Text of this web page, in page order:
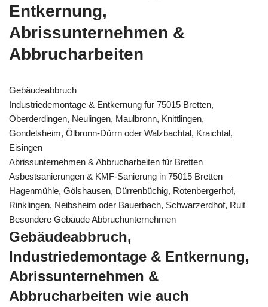
Entkernung,
Abrissunternehmen &
Abbrucharbeiten
Gebäudeabbruch
Industriedemontage & Entkernung für 75015 Bretten,
Oberderdingen, Neulingen, Maulbronn, Knittlingen,
Gondelsheim, Ölbronn-Dürrn oder Walzbachtal, Kraichtal,
Eisingen
Abrissunternehmen & Abbrucharbeiten für Bretten
Asbestsanierungen & KMF-Sanierung in 75015 Bretten –
Hagenmühle, Gölshausen, Dürrenbüchig, Rotenbergerhof,
Rinklingen, Neibsheim oder Bauerbach, Schwarzerdhof, Ruit
Besondere Gebäude Abbruchunternehmen
Gebäudeabbruch,
Industriedemontage & Entkernung,
Abrissunternehmen &
Abbrucharbeiten wie auch